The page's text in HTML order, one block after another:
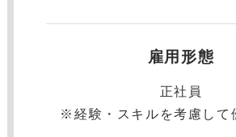
雇用形態
正社員
※経験・スキルを考慮して